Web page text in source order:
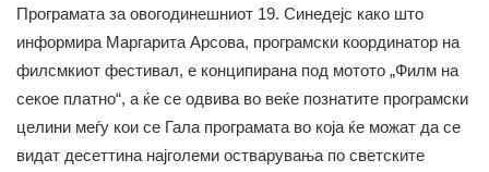
Програмата за овогодинешниот 19. Синедејс како што
информира Маргарита Арсова, програмски координатор на
филсмкиот фестивал, е конципирана под мотото „Филм на
секое платно“, а ќе се одвива во веќе познатите програмски
целини меѓу кои се Гала програмата во која ќе можат да се
видат десеттина најголеми остварувања по светските